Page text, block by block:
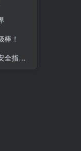
棒！
南！
棒！
南！